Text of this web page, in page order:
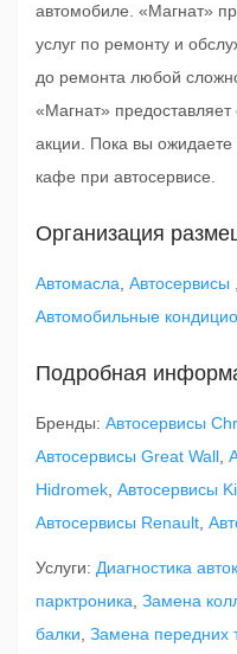
автомобиле. «Магнат»
услуг по ремонту и
до ремонта любой
«Магнат»
акции. Пока вы ожидаете
кафе при автосервисе.
Организация
Автомасла Автосервисы
Автомобильные
Подробная
Бренды: Автосервисы
Автосервисы Great Wall
Hidromek Автосервисы
Автосервисы Renault
Услуги: Диагностика
парктроника Замена
балки Замена передних